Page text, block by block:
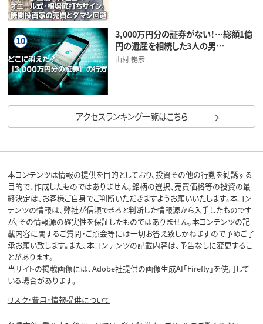
10
3,000万円分の証券がない！…総額1億
円の遺産を相続した3人の男…
山村 暢彦
アクセスランキング一覧はこちら
本コンテンツは情報の提供を目的としており、投資その他の行動を勧誘する
目的で、作成したものではありません。銘柄の選択、売買価格等の投資の最
終決定は、お客様ご自身でご判断いただきますようお願いいたします。本コン
テンツの情報は、弊社が信頼できると判断した情報源から入手したものです
が、その情報源の確実性を保証したものではありません。本コンテンツの記
載内容に関するご質問・ご照会等には一切お答え致しかねますので予めご了
承お願い致します。また、本コンテンツの記載内容は、予告なしに変更するこ
とがあります。
当サイトの掲載画像には、Adobe社提供の画像生成AI「Firefly」を使用して
いる場合があります。
リスク・費用・情報提供について